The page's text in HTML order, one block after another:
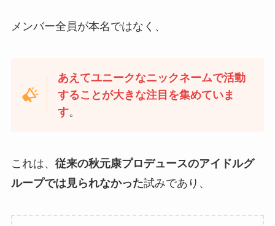
メンバー全員が本名ではなく、
あえてユニークなニックネームで活動
することが大きな注目を集めていま
す。
これは、 従来の秋元康プロデュースのアイドルグ
ループでは見られなかった試みであり、